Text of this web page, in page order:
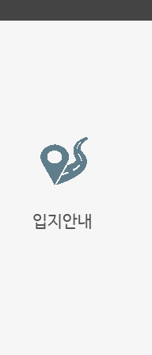
입지안내